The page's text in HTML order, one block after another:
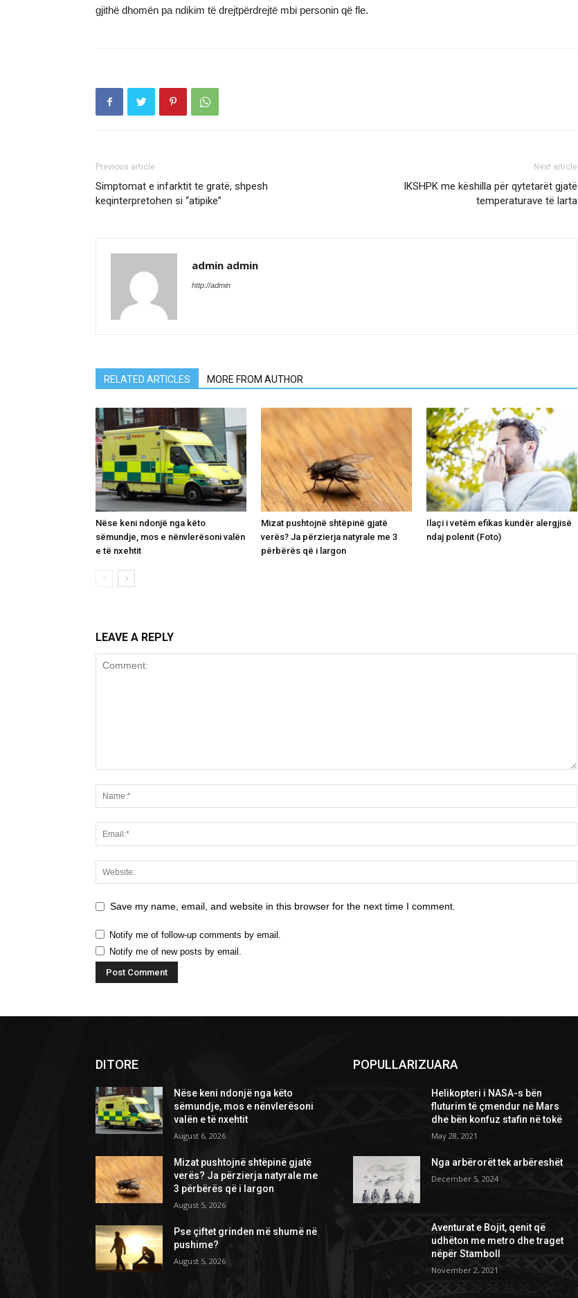
gjithë dhomën pa ndikim të drejtpërdrejtë mbi personin që fle.
Previous article
Simptomat e infarktit te gratë, shpesh
keqinterpretohen si “atipike”
Next article
IKSHPK me këshilla për qytetarët gjatë
temperaturave të larta
admin admin
http://admin
RELATED ARTICLES MORE FROM AUTHOR
Nëse keni ndonjë nga këto
sëmundje, mos e nënvlerësoni valën
e të nxehtit
Mizat pushtojnë shtëpinë gjatë
verës? Ja përzierja natyrale me 3
përbërës që i largon
Ilaçi i vetëm efikas kundër alergjisë
ndaj polenit (Foto)
LEAVE A REPLY
Save my name, email, and website in this browser for the next time I comment.
Notify me of follow-up comments by email.
Notify me of new posts by email.
DITORE
Nëse keni ndonjë nga këto
sëmundje, mos e nënvlerësoni
valën e të nxehtit
August 6, 2026
Mizat pushtojnë shtëpinë gjatë
verës? Ja përzierja natyrale me
3 përbërës që i largon
August 5, 2026
Pse çiftet grinden më shumë në
pushime?
August 5, 2026
POPULLARIZUARA
Helikopteri i NASA-s bën
fluturim të çmendur në Mars
dhe bën konfuz stafin në tokë
May 28, 2021
Nga arbërorët tek arbëreshët
December 5, 2024
Aventurat e Bojit, qenit që
udhëton me metro dhe traget
nëpër Stamboll
November 2, 2021